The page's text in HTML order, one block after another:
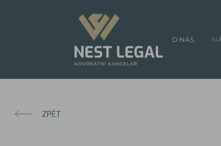
ZPĚT
O NÁS